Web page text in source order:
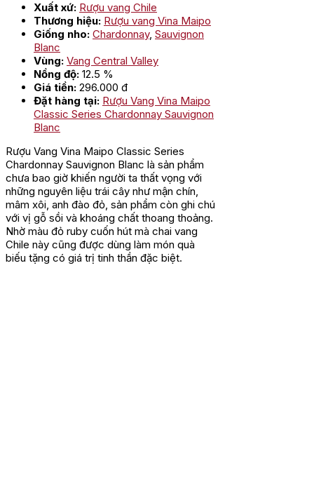
Xuất xứ: Rượu vang Chile
Thương hiệu: Rượu vang Vina Maipo
Giống nho: Chardonnay, Sauvignon
Blanc
Vùng: Vang Central Valley
Nồng độ: 12.5 %
Giá tiền: 296.000 đ
Đặt hàng tại: Rượu Vang Vina Maipo
Classic Series Chardonnay Sauvignon
Blanc
Rượu Vang Vina Maipo Classic Series
Chardonnay Sauvignon Blanc là sản phẩm
chưa bao giờ khiến người ta thất vọng với
những nguyên liệu trái cây như mận chín,
mâm xôi, anh đào đỏ, sản phẩm còn ghi chú
với vị gỗ sồi và khoáng chất thoang thoảng.
Nhờ màu đỏ ruby cuốn hút mà chai vang
Chile này cũng được dùng làm món quà
biếu tặng có giá trị tinh thần đặc biệt.